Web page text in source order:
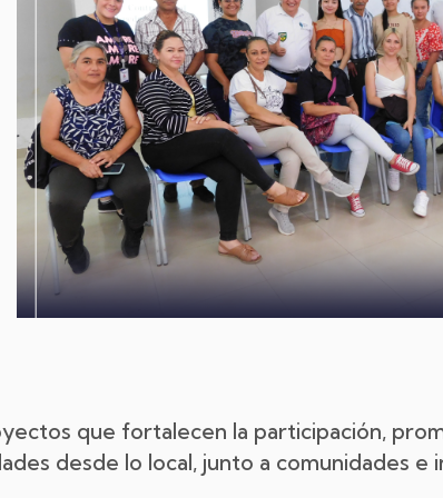
que fortalecen la participación,
desde lo local, junto a comunidades e